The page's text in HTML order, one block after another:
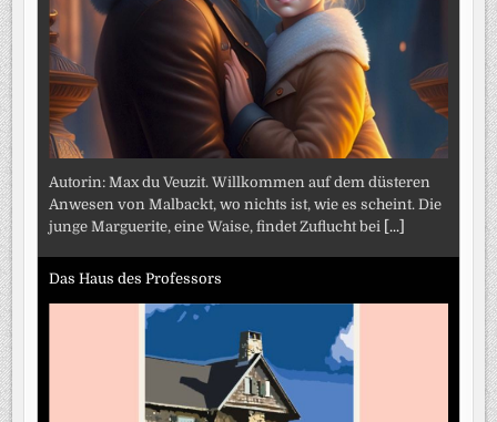
Autorin: Max du Veuzit. Willkommen auf dem düsteren
Anwesen von Malbackt, wo nichts ist, wie es scheint. Die
junge Marguerite, eine Waise, findet Zuflucht bei [...]
Das Haus des Professors